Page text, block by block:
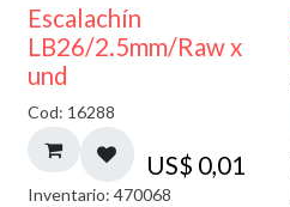
Escalachín
LB26/2.5mm/Raw x
und
Cod: 16288
US$ 0,01
Inventario: 470068